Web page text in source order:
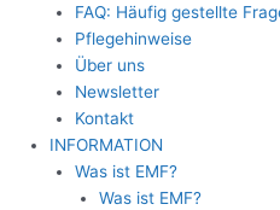
FAQ: Häufig gestellte
Pflegehinweise
Über uns
Newsletter
Kontakt
INFORMATION
Was ist EMF?
Was ist EMF?